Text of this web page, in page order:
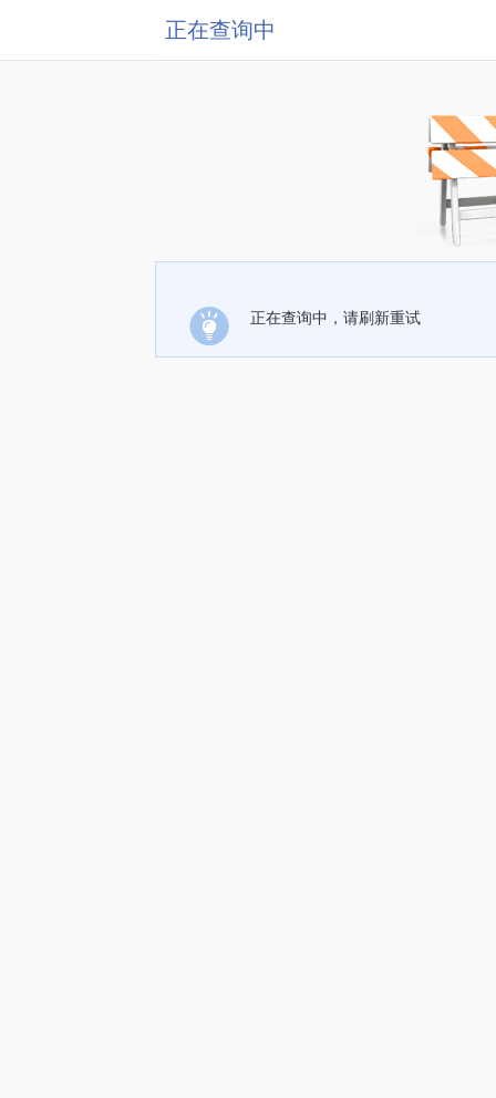
正在查询中
正在查询中，请刷新重试